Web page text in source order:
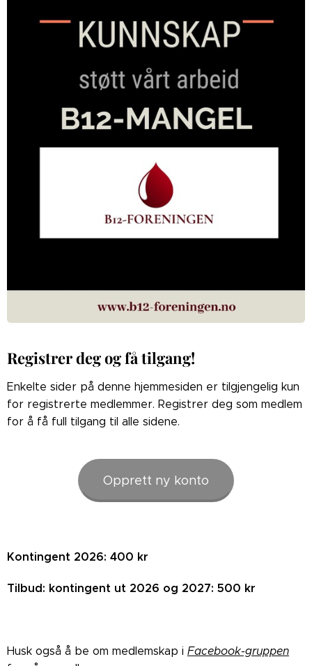
Registrer deg og få tilgang!
Enkelte sider på denne hjemmesiden er tilgjengelig kun
for registrerte medlemmer. Registrer deg som medlem
for å få full tilgang til alle sidene.
Opprett ny konto
Kontingent 2026: 400 kr
Tilbud: kontingent ut 2026 og 2027: 500 kr
Husk også å be om medlemskap i Facebook-gruppen